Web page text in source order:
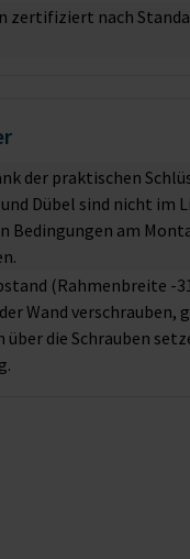
zertifiziert nach
der praktischen
Dübel sind nicht im
Bedingungen am
(Rahmenbreite -
Wand verschrauben,
die Schrauben